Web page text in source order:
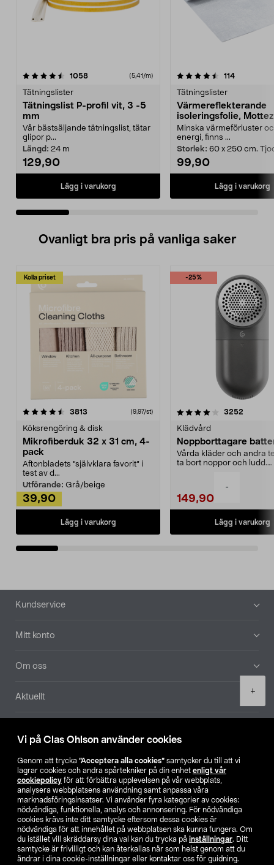
Vi på Clas Ohlson använder cookies
Genom att trycka ”Acceptera alla cookies” samtycker du till att vi
lagrar cookies och andra spårtekniker på din enhet enligt vår
cookiepolicy för att förbättra upplevelsen på vår webbplats,
analysera webbplatsens användning samt anpassa våra
marknadsföringsinsatser. Vi använder fyra kategorier av cookies:
nödvändiga, funktionella, analys och annonsering. För nödvändiga
cookies krävs inte ditt samtycke eftersom dessa cookies är
nödvändiga för att innehållet på webbplatsen ska kunna fungera. Om
du istället vill skräddarsy dina val kan du trycka på inställningar. Ditt
samtycke är frivilligt och kan återkallas när som helst genom att du
ändrar i dina cookie-inställningar eller kontaktar oss för guidning.
-
+
1058recensioner (5,41/m)
Tätningslister
Tätningslist P-profil vit, 3 -5
mm
Vår bästsäljande tätningslist, tätar
glipor p...
Längd: 24 m
129,90
Lägg i varukorg
4.5 av 5 stjärnor 114
Tätningslister
Värmereflekterande
isoleringsfolie, Mottez
Minska värmeförluster
energi, finns ...
Storlek: 60 x 250 cm.
99,90
Lägg i varukorg
4.5 av 5 stjärnor
Ovanligt bra pris på vanliga saker
Kolla priset
3813 (9,97/st)
Köksrengöring & disk
Mikrofiberduk 32 x 31 cm, 4-
pack
Aftonbladets "självklara favorit” i
test av d...
Utförande: Grå/beige
39,90
Lägg i varukorg
-25%
4.0av 5 stjärnor 3252
Klädvård
Noppborttagare
Vårda kläder och andra
ta bort noppor och ludd.
149,90
Lägg i varukorg
4.5av 5 stjärnor
Sidfot
Kundservice
Mitt konto
Om oss
Aktuellt
Hitta butik
SE NO FI